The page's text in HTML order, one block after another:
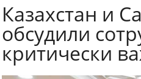
Казахстан и
обсудили
критически